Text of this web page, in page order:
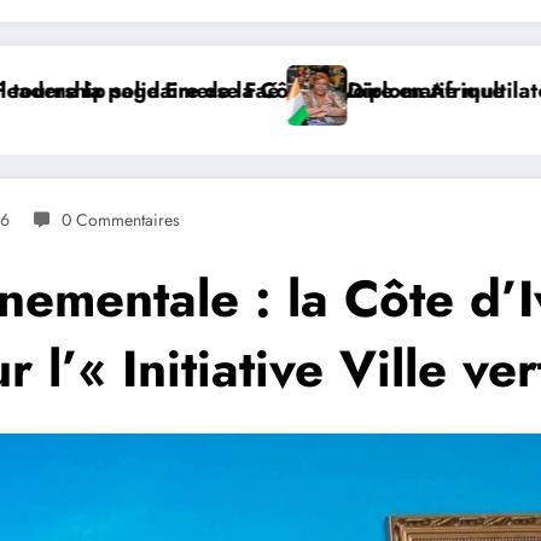
Nialé Kaba porte la voix de la Côte d’Ivoire et
𝐉𝐎𝐉 𝐃𝐀𝐊𝐀𝐑 𝟐𝟎𝟐𝟔 : 𝐋𝐄𝐒 𝐀𝐓𝐇𝐋È𝐓𝐄𝐒 𝐈𝐕𝐎𝐈𝐑𝐈𝐄𝐍𝐒
0 Commentaires
: la Côte
l’« Initiative Ville